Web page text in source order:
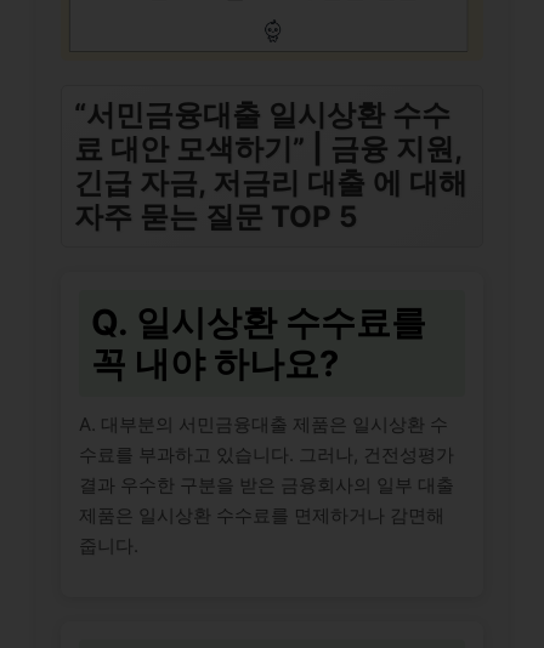
“서민금융대출 일시상환 수수
료 대안 모색하기” | 금융 지원,
긴급 자금, 저금리 대출 에 대해
자주 묻는 질문 TOP 5
Q. 일시상환 수수료를
꼭 내야 하나요?
A. 대부분의 서민금융대출 제품은 일시상환 수
수료를 부과하고 있습니다. 그러나, 건전성평가
결과 우수한 구분을 받은 금융회사의 일부 대출
제품은 일시상환 수수료를 면제하거나 감면해
줍니다.